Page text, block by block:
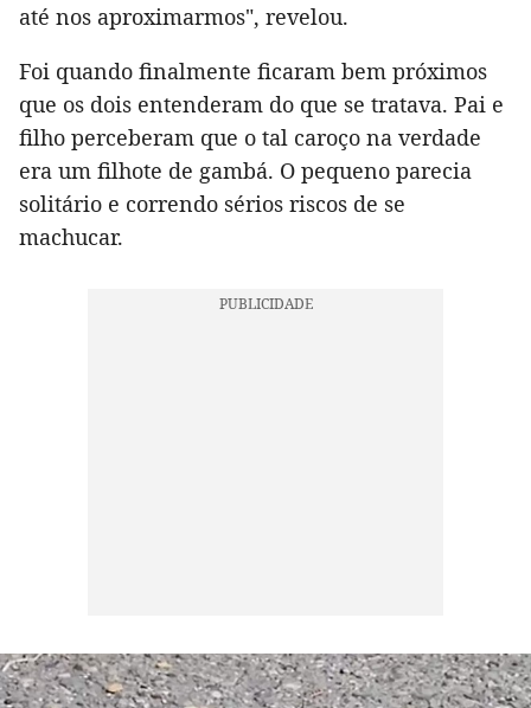
até nos aproximarmos", revelou.
Foi quando finalmente ficaram bem próximos
que os dois entenderam do que se tratava. Pai e
filho perceberam que o tal caroço na verdade
era um filhote de gambá. O pequeno parecia
solitário e correndo sérios riscos de se
machucar.